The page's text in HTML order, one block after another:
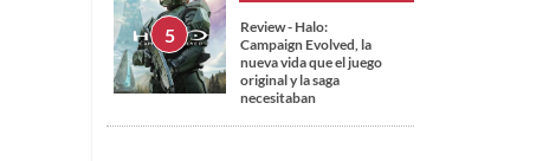
Review - Halo:
Campaign Evolved, la
nueva vida que el juego
original y la saga
necesitaban